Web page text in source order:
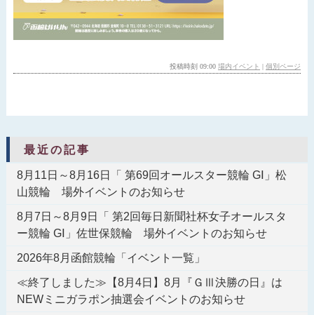
投稿時刻 09:00場内イベント | 個別ページ
最近の記事
8月11日～8月16日「 第69回オールスター競輪 GⅠ」松
山競輪 場外イベントのお知らせ
8月7日～8月9日「 第2回毎日新聞社杯女子オールスタ
ー競輪 GⅠ」佐世保競輪 場外イベントのお知らせ
2026年8月函館競輪「イベント一覧」
≪終了しました≫【8月4日】8月『ＧⅢ決勝の日』は
NEWミニガラポン抽選会イベントのお知らせ